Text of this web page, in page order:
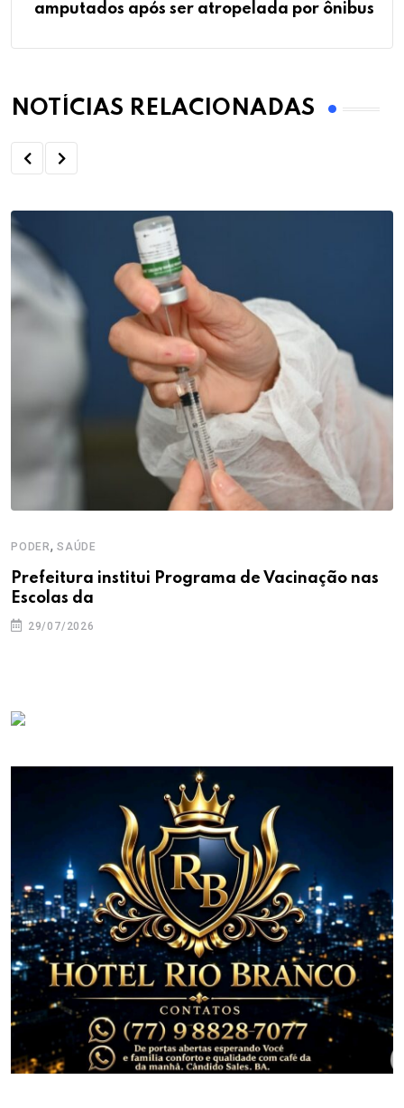
amputados após ser atropelada por ônibus
NOTÍCIAS RELACIONADAS
PODER, SAÚDE
Prefeitura institui Programa de Vacinação nas
Escolas da
29/07/2026